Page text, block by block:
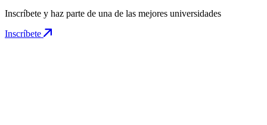
Inscríbete y haz parte de una de las mejores universidades
Inscríbete